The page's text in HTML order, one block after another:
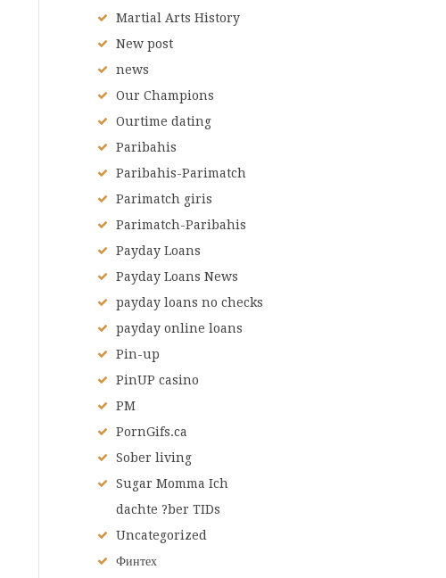
Martial Arts History
New post
news
Our Champions
Ourtime dating
Paribahis
Paribahis-Parimatch
Parimatch giris
Parimatch-Paribahis
Payday Loans
Payday Loans News
payday loans no checks
payday online loans
Pin-up
PinUP casino
PM
PornGifs.ca
Sober living
Sugar Momma Ich
dachte ?ber TIDs
Uncategorized
Финтех